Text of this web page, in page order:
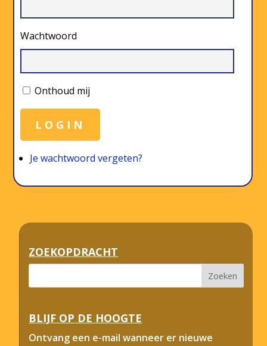
Wachtwoord
Onthoud mij
LOGIN
Je wachtwoord vergeten?
ZOEKOPDRACHT
BLIJF OP DE HOOGTE
Ontvang een e-mail wanneer er nieuwe